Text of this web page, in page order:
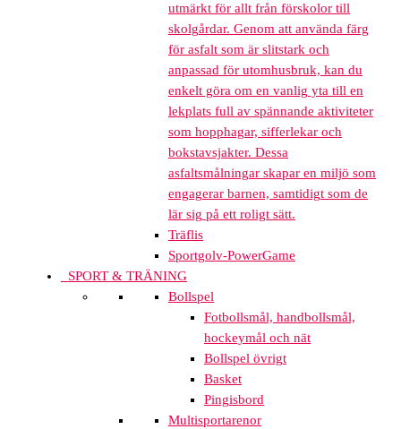
utmärkt för allt från förskolor till
skolgårdar. Genom att använda färg
för asfalt som är slitstark och
anpassad för utomhusbruk, kan du
enkelt göra om en vanlig yta till en
lekplats full av spännande aktiviteter
som hopphagar, sifferlekar och
bokstavsjakter. Dessa
asfaltsmålningar skapar en miljö som
engagerar barnen, samtidigt som de
lär sig på ett roligt sätt.
Träflis
Sportgolv-PowerGame
SPORT & TRÄNING
Bollspel
Fotbollsmål, handbollsmål,
hockeymål och nät
Bollspel övrigt
Basket
Pingisbord
Multisportarenor